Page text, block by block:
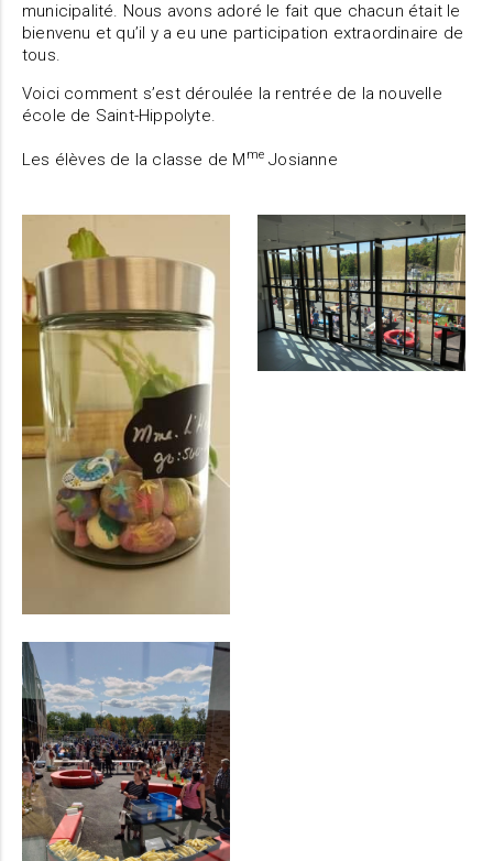
municipalité. Nous avons adoré le fait que chacun était le
bienvenu et qu’il y a eu une participation extraordinaire de
tous.
Voici comment s’est déroulée la rentrée de la nouvelle
école de Saint-Hippolyte.
Les élèves de la classe de M me Josianne